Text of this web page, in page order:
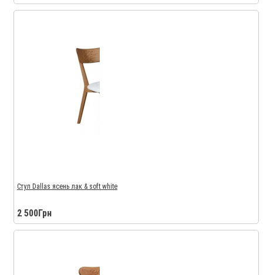
Стул Dallas ясень лак & soft white
2 500Грн